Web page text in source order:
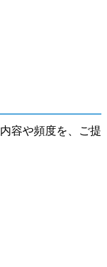
容や頻度を、ご提